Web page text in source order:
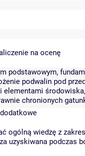
na ocenę
podstawowym,
podwalin pod
elementami
chronionych
ogólną wiedzę z
uzyskiwana podczas